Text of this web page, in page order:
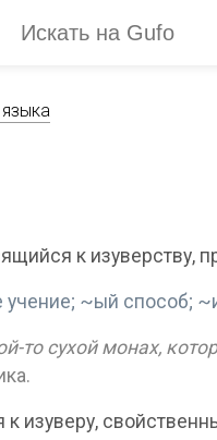
к изуверству,
~ый способ;
то сухой монах,
изуверу,